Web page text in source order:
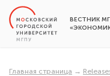
ВЕСТНИК
Главная страница →